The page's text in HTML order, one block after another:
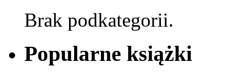
Brak podkategorii.
Popularne książki